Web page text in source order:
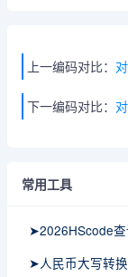
上一编码对比：
下一编码对比：
常用工具
➤2026HScode查
➤人民币大写转